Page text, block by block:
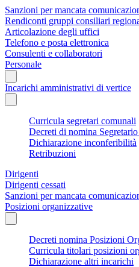
Sanzioni per mancata
Rendiconti gruppi consiliari
Articolazione degli uffici
Telefono e posta elettronica
Consulenti e collaboratori
Personale
Incarichi amministrativi di vertice
Curricula segretari comunali
Decreti di nomina
Dichiarazione inconferibilità
Retribuzioni
Dirigenti
Dirigenti cessati
Sanzioni per mancata
Posizioni organizzative
Decreti nomina Posizioni
Curricula titolari posizioni
Dichiarazione altri incarichi